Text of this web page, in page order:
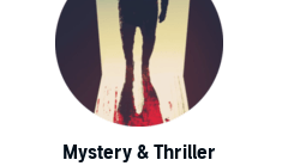
Mystery & Thriller